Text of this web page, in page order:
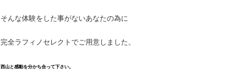
そんな体験をした事がないあなたの為に
完全ラフィノセレクトでご用意しました。
西山と感動を分かち合って下さい。